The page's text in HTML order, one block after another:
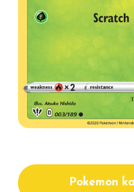
Pokemon